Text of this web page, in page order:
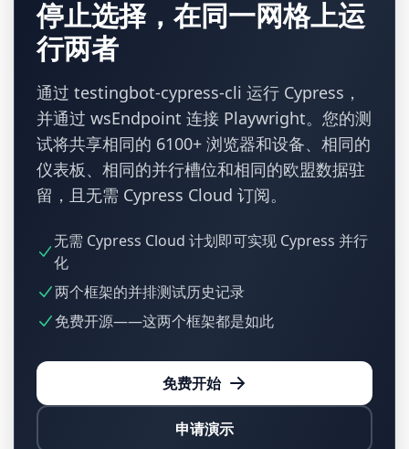
停止选择，在同一网格上运
行两者
通过 testingbot-cypress-cli 运行 Cypress，
并通过 wsEndpoint 连接 Playwright。您的测
试将共享相同的 6100+ 浏览器和设备、相同的
仪表板、相同的并行槽位和相同的欧盟数据驻
留，且无需 Cypress Cloud 订阅。
无需 Cypress Cloud 计划即可实现 Cypress 并行
化
两个框架的并排测试历史记录
免费开源——这两个框架都是如此
免费开始
申请演示